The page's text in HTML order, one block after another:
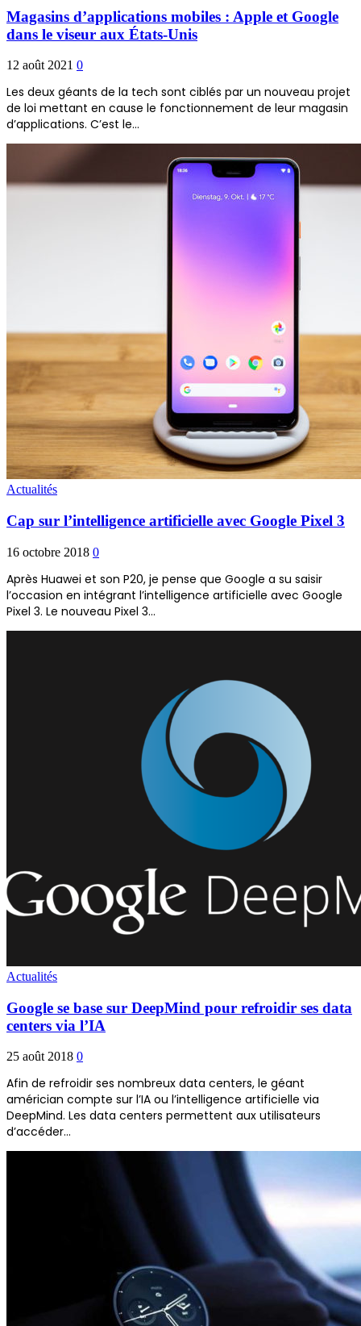
Magasins d’applications mobiles : Apple et Google
dans le viseur aux États-Unis
12 août 2021 0
Les deux géants de la tech sont ciblés par un nouveau projet
de loi mettant en cause le fonctionnement de leur magasin
d’applications. C’est le…
Actualités
Cap sur l’intelligence artificielle avec Google Pixel 3
16 octobre 2018 0
Après Huawei et son P20, je pense que Google a su saisir
l’occasion en intégrant l’intelligence artificielle avec Google
Pixel 3. Le nouveau Pixel 3…
Actualités
Google se base sur DeepMind pour refroidir ses data
centers via l’IA
25 août 2018 0
Afin de refroidir ses nombreux data centers, le géant
américian compte sur l’IA ou l’intelligence artificielle via
DeepMind. Les data centers permettent aux utilisateurs
d’accéder…